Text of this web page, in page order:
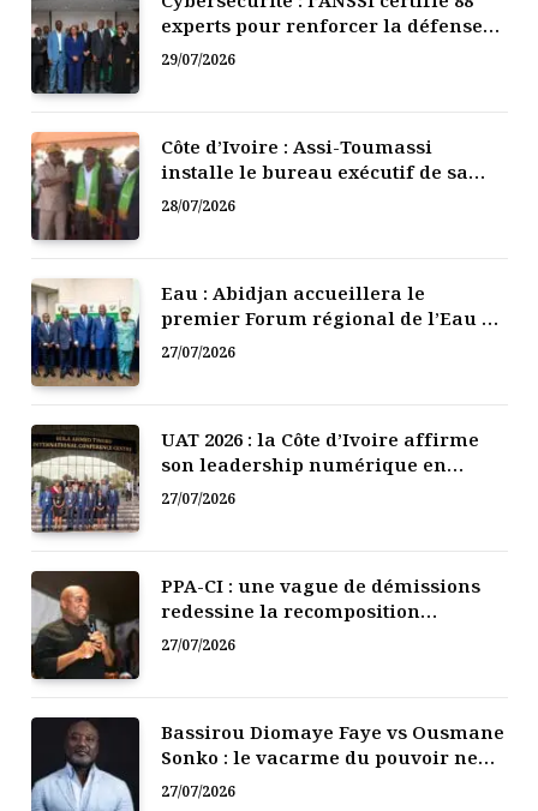
experts pour renforcer la défense
numérique de la Côte d’Ivoire
29/07/2026
Côte d’Ivoire : Assi-Toumassi
installe le bureau exécutif de sa
mutuelle de développement
28/07/2026
Eau : Abidjan accueillera le
premier Forum régional de l’Eau de
l’Afrique de l’Ouest
27/07/2026
UAT 2026 : la Côte d’Ivoire affirme
son leadership numérique en
Afrique
27/07/2026
PPA-CI : une vague de démissions
redessine la recomposition
politique
27/07/2026
Bassirou Diomaye Faye vs Ousmane
Sonko : le vacarme du pouvoir ne
doit pas faire oublier les liens de la
27/07/2026